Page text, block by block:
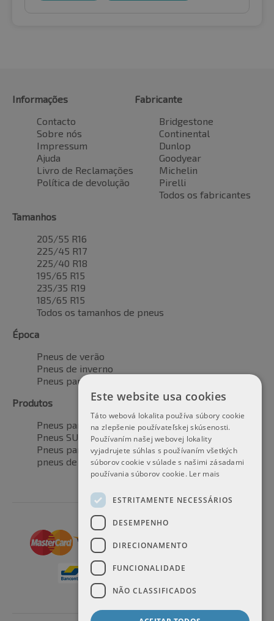
Informações
Contacto
Sobre nós
Impressum
Ajuda
Livro de Reclamações
Política de devolução
Fabricante
Bridgestone
Continental
Dunlop
Goodyear
Michelin
Pirelli
Todos os fabricantes
Tamanhos
205/55 R16
225/45 R17
225/40 R18
195/65 R15
235/35 R19
185/65 R15
Todos os tamanhos de pneus
Época
Pneus de verão
Pneus de inverno
Pneus para todas as estações
Produtos
Pneus para automóveis
Pneus SUV / 4x4
Pneus para veículos de transporte
pneus de motocicleta
Este website usa cookies
Táto webová lokalita používa súbory cookie
na zlepšenie používateľskej skúsenosti.
Používaním našej webovej lokality
vyjadrujete súhlas s používaním všetkých
súborov cookie v súlade s našimi zásadami
používania súborov cookie. Ler mais
ESTRITAMENTE NECESSÁRIOS
DESEMPENHO
DIRECIONAMENTO
FUNCIONALIDADE
NÃO CLASSIFICADOS